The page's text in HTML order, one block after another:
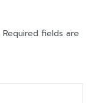
Required fields are